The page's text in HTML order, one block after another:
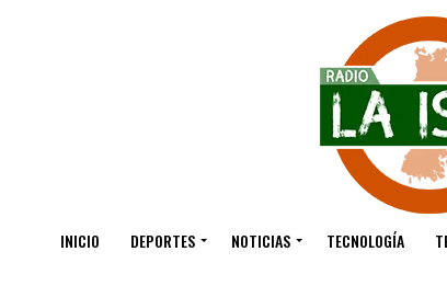
INICIO DEPORTES NOTICIAS TECNOLOGÍA